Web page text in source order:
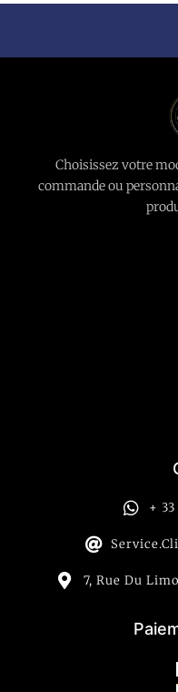
Choisissez votre
commande ou
+
7, Rue Du